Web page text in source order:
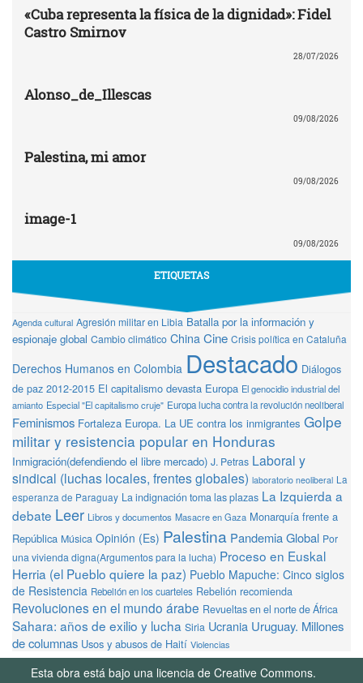
«Cuba representa la física de la dignidad»: Fidel
Castro Smirnov
28/07/2026
Alonso_de_Illescas
09/08/2026
Palestina, mi amor
09/08/2026
image-1
09/08/2026
ETIQUETAS
Agenda cultural Agresión militar en Libia Batalla por la información y
espionaje global Cambio climático China Cine Crisis política en Cataluña
Derechos Humanos en Colombia Destacado Diálogos
de paz 2012-2015 El capitalismo devasta Europa El genocidio industrial del
amianto Especial "El capitalismo cruje" Europa lucha contra la revolución neoliberal
Feminismos Fortaleza Europa. La UE contra los inmigrantes Golpe
militar y resistencia popular en Honduras
Inmigración(defendiendo el libre mercado) J. Petras Laboral y
sindical (luchas locales, frentes globales) laboratorio neoliberal La
esperanza de Paraguay La indignación toma las plazas La Izquierda a
debate Leer Libros y documentos Masacre en Gaza Monarquía frente a
República Música Opinión (Es) Palestina Pandemia Global Por
una vivienda digna(Argumentos para la lucha) Proceso en Euskal
Herria (el Pueblo quiere la paz) Pueblo Mapuche: Cinco siglos
de Resistencia Rebelión en los cuarteles Rebelión recomienda
Revoluciones en el mundo árabe Revueltas en el norte de África
Sahara: años de exilio y lucha Siria Ucrania Uruguay. Millones
de columnas Usos y abusos de Haití Violencias
Esta obra está bajo una licencia de Creative Commons.